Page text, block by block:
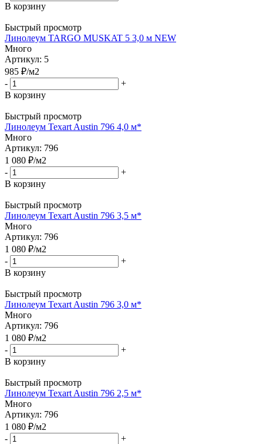
В корзину
Быстрый просмотр
Линолеум TARGO MUSKAT 5 3,0 м NEW
Много
Артикул: 5
985 ₽/м2
-
+
В корзину
Быстрый просмотр
Линолеум Texart Austin 796 4,0 м*
Много
Артикул: 796
1 080 ₽/м2
-
+
В корзину
Быстрый просмотр
Линолеум Texart Austin 796 3,5 м*
Много
Артикул: 796
1 080 ₽/м2
-
+
В корзину
Быстрый просмотр
Линолеум Texart Austin 796 3,0 м*
Много
Артикул: 796
1 080 ₽/м2
-
+
В корзину
Быстрый просмотр
Линолеум Texart Austin 796 2,5 м*
Много
Артикул: 796
1 080 ₽/м2
-
+